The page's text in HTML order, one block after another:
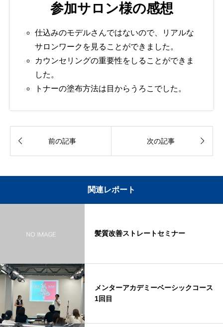
参加サロン様の感想
仕込みのモデルさんではないので、リアルな
サロンワークを見ることができました。
カウンセリングの重要性をしることができま
した。
トナーの塗布方法は目からうろこでした。
 前の記事 次の記事 
関連レポート
髪質改善ストレートセミナー
メンターアカデミーベーシックコース
1回目